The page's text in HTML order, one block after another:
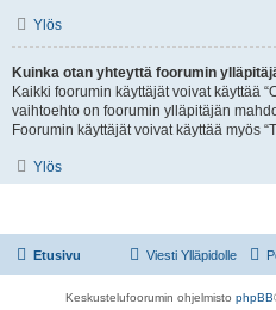
Ylös
Kuinka otan yhteyttä foorumin
Kaikki foorumin käyttäjät voivat käyttää
vaihtoehto on foorumin ylläpitäjän
Foorumin käyttäjät voivat käyttää myös
Ylös
Etusivu Viesti Ylläpidolle
Keskustelufoorumin ohjelmisto phpBB